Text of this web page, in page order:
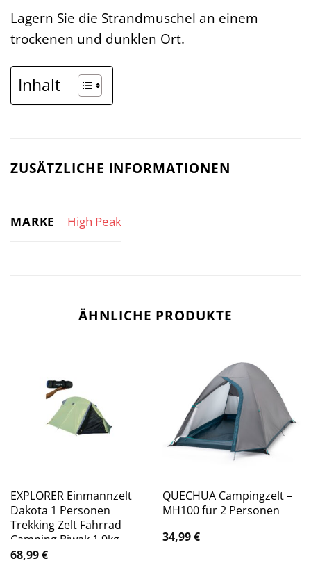
Lagern Sie die Strandmuschel an einem
trockenen und dunklen Ort.
Inhalt
ZUSÄTZLICHE INFORMATIONEN
MARKE High Peak
ÄHNLICHE PRODUKTE
EXPLORER Einmannzelt
Dakota 1 Personen
Trekking Zelt Fahrrad
Camping Biwak 1,9kg
68,99€
QUECHUA Campingzelt –
MH100 für 2 Personen
34,99€